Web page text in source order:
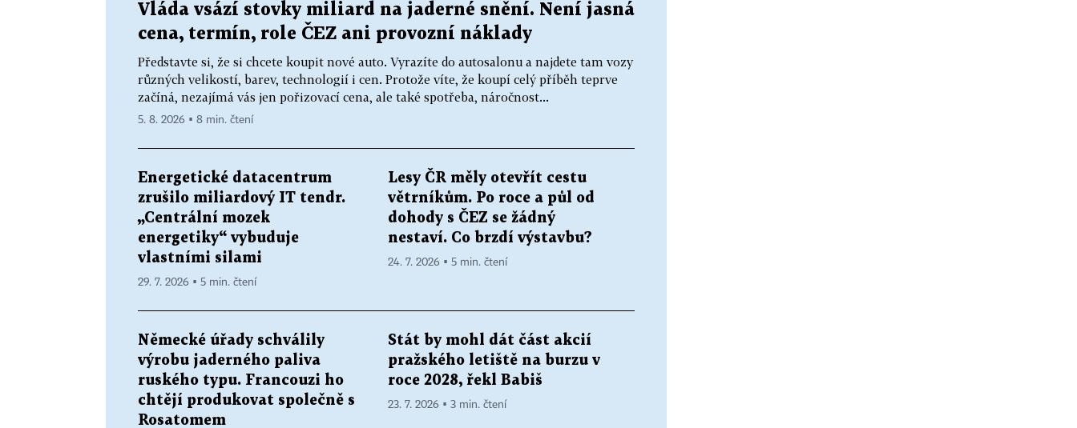
Vláda vsází stovky miliard na jaderné snění. Není jasná
cena, termín, role ČEZ ani provozní náklady
Představte si, že si chcete koupit nové auto. Vyrazíte do autosalonu a najdete tam vozy
různých velikostí, barev, technologií i cen. Protože víte, že koupí celý příběh teprve
začíná, nezajímá vás jen pořizovací cena, ale také spotřeba, náročnost...
5. 8. 2026 ▪ 8 min. čtení
Energetické datacentrum
zrušilo miliardový IT tendr.
„Centrální mozek
energetiky“ vybuduje
vlastními silami
29. 7. 2026 ▪ 5 min. čtení
Lesy ČR měly otevřít cestu
větrníkům. Po roce a půl od
dohody s ČEZ se žádný
nestaví. Co brzdí výstavbu?
24. 7. 2026 ▪ 5 min. čtení
Německé úřady schválily
výrobu jaderného paliva
ruského typu. Francouzi ho
chtějí produkovat společně s
Rosatomem
Stát by mohl dát část akcií
pražského letiště na burzu v
roce 2028, řekl Babiš
23. 7. 2026 ▪ 3 min. čtení